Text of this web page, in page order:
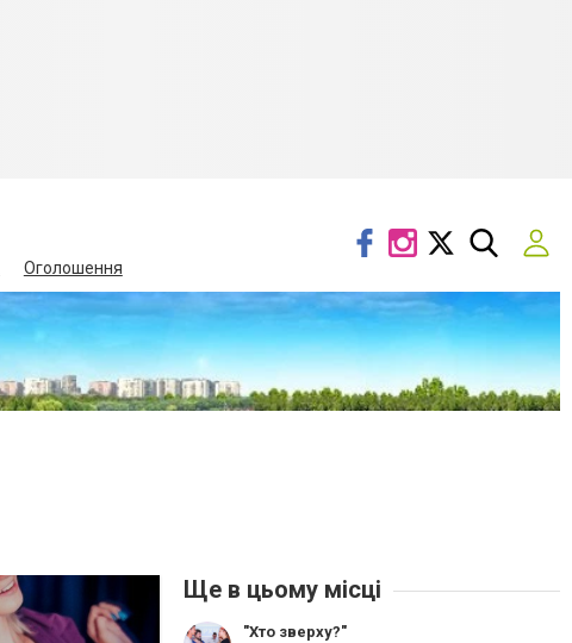
Оголошення
Ще в цьому місці
"Хто зверху?"